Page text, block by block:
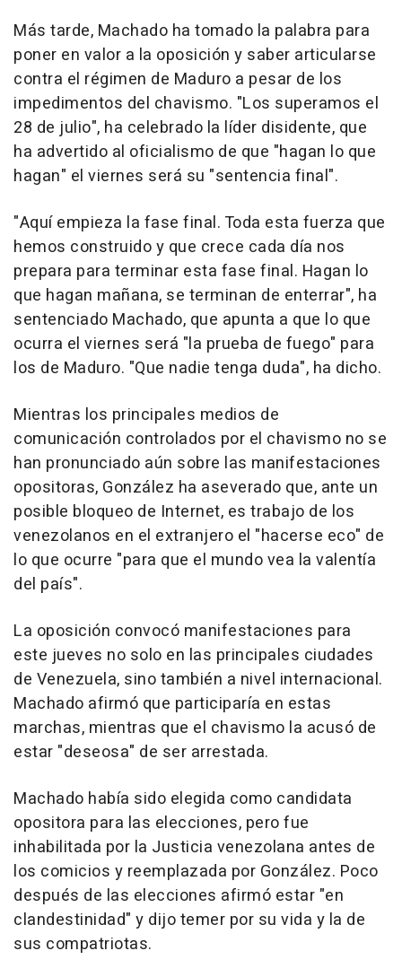
Más tarde, Machado ha tomado la palabra para
poner en valor a la oposición y saber articularse
contra el régimen de Maduro a pesar de los
impedimentos del chavismo. "Los superamos el
28 de julio", ha celebrado la líder disidente, que
ha advertido al oficialismo de que "hagan lo que
hagan" el viernes será su "sentencia final".
"Aquí empieza la fase final. Toda esta fuerza que
hemos construido y que crece cada día nos
prepara para terminar esta fase final. Hagan lo
que hagan mañana, se terminan de enterrar", ha
sentenciado Machado, que apunta a que lo que
ocurra el viernes será "la prueba de fuego" para
los de Maduro. "Que nadie tenga duda", ha dicho.
Mientras los principales medios de
comunicación controlados por el chavismo no se
han pronunciado aún sobre las manifestaciones
opositoras, González ha aseverado que, ante un
posible bloqueo de Internet, es trabajo de los
venezolanos en el extranjero el "hacerse eco" de
lo que ocurre "para que el mundo vea la valentía
del país".
La oposición convocó manifestaciones para
este jueves no solo en las principales ciudades
de Venezuela, sino también a nivel internacional.
Machado afirmó que participaría en estas
marchas, mientras que el chavismo la acusó de
estar "deseosa" de ser arrestada.
Machado había sido elegida como candidata
opositora para las elecciones, pero fue
inhabilitada por la Justicia venezolana antes de
los comicios y reemplazada por González. Poco
después de las elecciones afirmó estar "en
clandestinidad" y dijo temer por su vida y la de
sus compatriotas.